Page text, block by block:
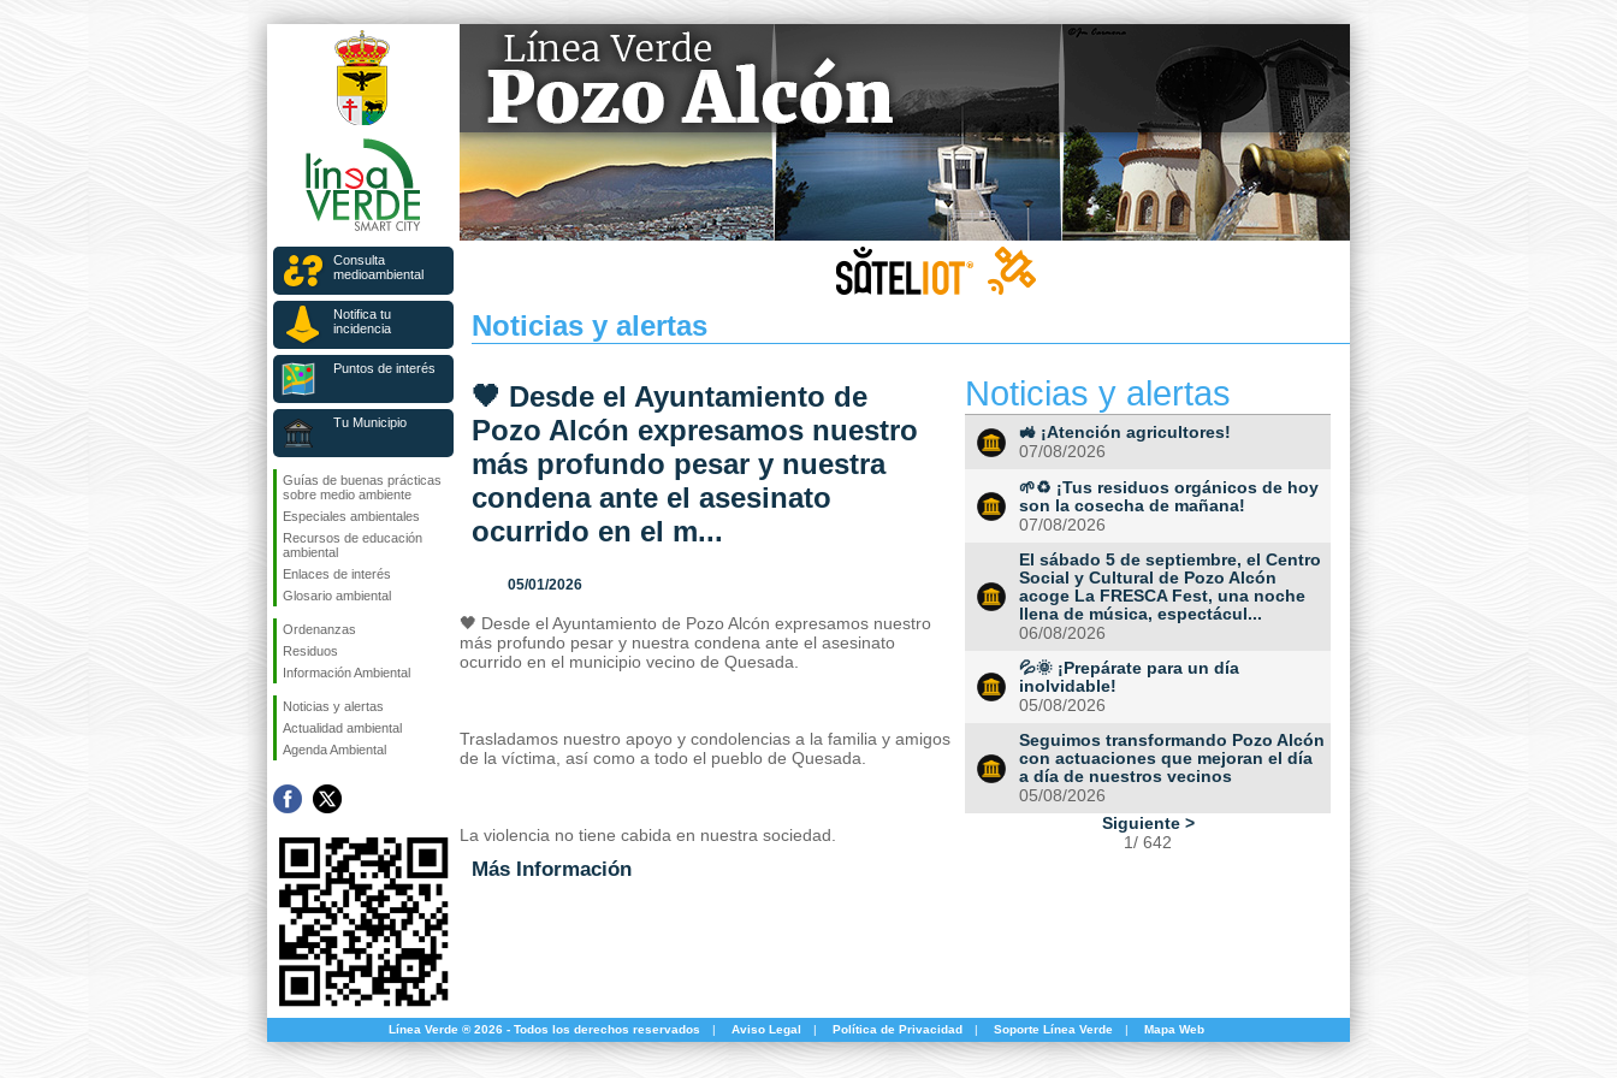
Consulta
medioambiental
Notifica tu
incidencia
Puntos de interés
Tu Municipio
Guías de buenas prácticas
sobre medio ambiente
Especiales ambientales
Recursos de educación
ambiental
Enlaces de interés
Glosario ambiental
Ordenanzas
Residuos
Información Ambiental
Noticias y alertas
Actualidad ambiental
Agenda Ambiental
Noticias y alertas
🖤 Desde el Ayuntamiento de
Pozo Alcón expresamos nuestro
más profundo pesar y nuestra
condena ante el asesinato
ocurrido en el m...
05/01/2026
🖤 Desde el Ayuntamiento de Pozo Alcón expresamos nuestro
más profundo pesar y nuestra condena ante el asesinato
ocurrido en el municipio vecino de Quesada.
Trasladamos nuestro apoyo y condolencias a la familia y amigos
de la víctima, así como a todo el pueblo de Quesada.
La violencia no tiene cabida en nuestra sociedad.
Más Información
Noticias y alertas
🚜 ¡Atención agricultores!
07/08/2026
🌱♻️ ¡Tus residuos orgánicos de hoy
son la cosecha de mañana!
07/08/2026
El sábado 5 de septiembre, el Centro
Social y Cultural de Pozo Alcón
acoge La FRESCA Fest, una noche
llena de música, espectácul...
06/08/2026
💦🌞 ¡Prepárate para un día
inolvidable!
05/08/2026
Seguimos transformando Pozo Alcón
con actuaciones que mejoran el día
a día de nuestros vecinos
05/08/2026
Siguiente >
1/ 642
Línea Verde ® 2026 - Todos los derechos reservados | Aviso Legal | Política de Privacidad | Soporte Línea Verde | Mapa Web